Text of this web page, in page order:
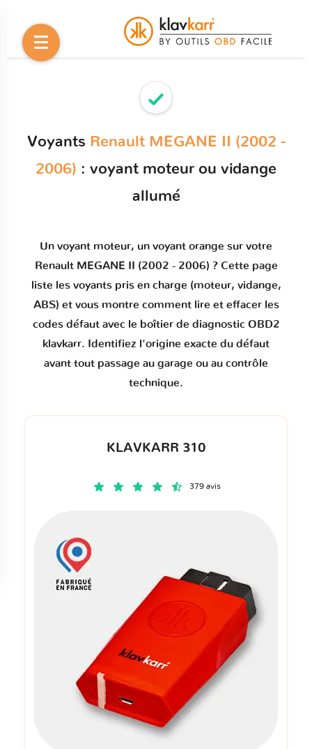
Voyants Renault MEGANE II (2002 -
2006) : voyant moteur ou vidange
allumé
Un voyant moteur, un voyant orange sur votre
Renault MEGANE II (2002 - 2006) ? Cette page
liste les voyants pris en charge (moteur, vidange,
ABS) et vous montre comment lire et effacer les
codes défautavec le boîtier de diagnostic OBD2
klavkarr. Identifiez l'origine exacte du défaut
avant tout passage au garage ou au contrôle
technique.
KLAVKARR 310
379 avis